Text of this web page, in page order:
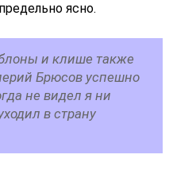
ясно.
и клише также
Брюсов успешно
не видел я ни
в страну